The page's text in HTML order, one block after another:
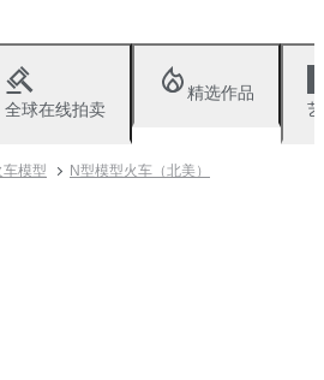
全球在线拍卖
精选作品
车模型 N型模型火车（北美）